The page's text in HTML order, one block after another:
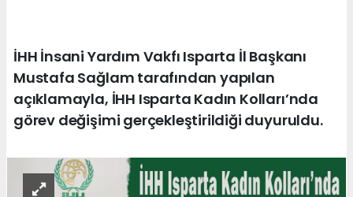
İHH İnsani Yardım Vakfı Isparta İl Başkanı
Mustafa Sağlam tarafından yapılan
açıklamayla, İHH Isparta Kadın Kolları’nda
görev değişimi gerçekleştirildiği duyuruldu.